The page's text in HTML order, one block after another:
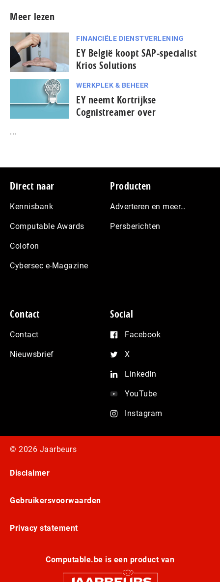
Meer lezen
FINANCIËLE DIENSTVERLENING
EY België koopt SAP-specialist
Krios Solutions
WERKPLEK & BEHEER
EY neemt Kortrijkse
Cognistreamer over
...
Footer
Direct naar
Kennisbank
Computable Awards
Colofon
Cybersec e-Magazine
Producten
Adverteren en meer…
Persberichten
Contact
Contact
Nieuwsbrief
Social
Facebook
X
LinkedIn
YouTube
Instagram
© 2026 Jaarbeurs
Disclaimer
Gebruikersvoorwaarden
Privacy statement
Computable.be is een product van